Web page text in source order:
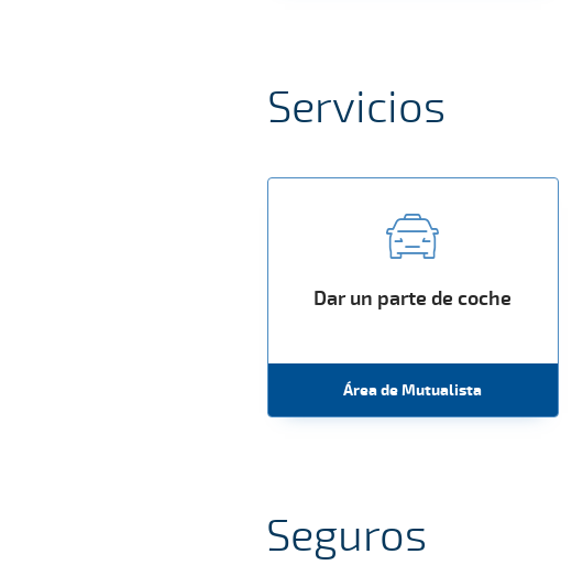
Servicios
Dar un parte de coche
Área de Mutualista
Seguros